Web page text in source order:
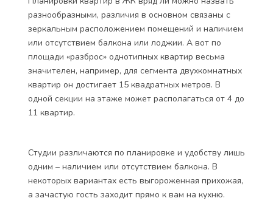
разнообразными, различия в основном связаны с
зеркальным расположением помещений и наличием
или отсутствием балкона или лоджии. А вот по
площади «разброс» однотипных квартир весьма
значителен, например, для сегмента двухкомнатных
квартир он достигает 15 квадратных метров. В
одной секции на этаже может располагаться от 4 до
11 квартир.
Студии различаются по планировке и удобству лишь
одним – наличием или отсутствием балкона. В
некоторых вариантах есть выгороженная прихожая,
а зачастую гость заходит прямо к вам на кухню.